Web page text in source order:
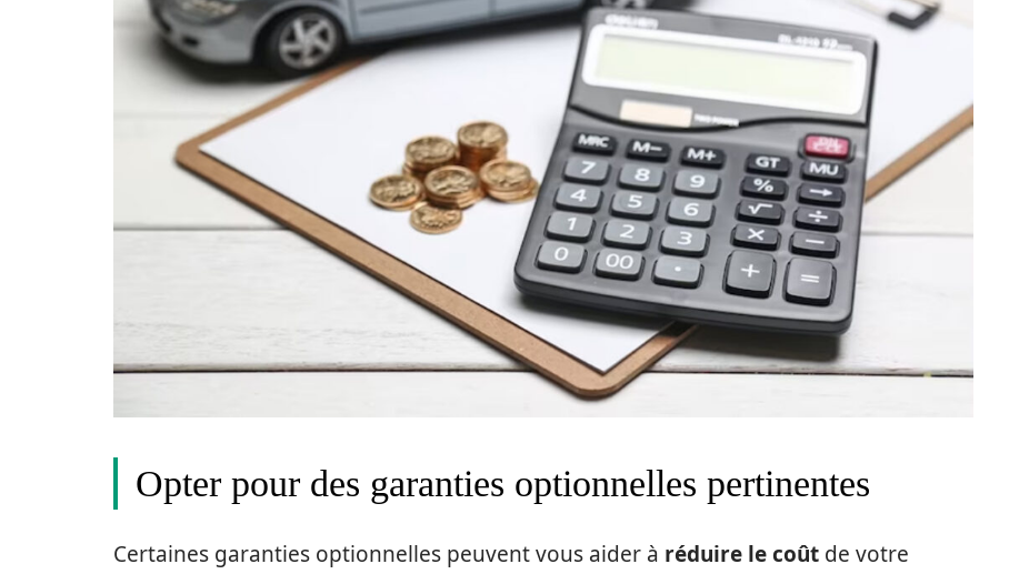
Opter pour des garanties optionnelles pertinentes
Certaines garanties optionnelles peuvent vous aider à réduire le coût de votre